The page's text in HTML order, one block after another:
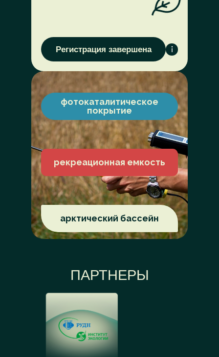
Регистрация завершена
фотокаталитическое
покрытие
рекреационная емкость
арктический бассейн
ПАРТНЕРЫ